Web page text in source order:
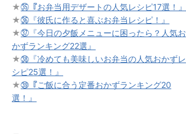
★㉟『お弁当用デザートの人気レシピ17選！』
★㊱『彼氏に作ると喜ぶお弁当レシピ！』
★㊲『今日の夕飯メニューに困ったら？人気お
かずランキング22選』
★㊳『冷めても美味しいお弁当の人気おかずレ
シピ25選！』
★㊴『ご飯に合う定番おかずランキング20
選！』